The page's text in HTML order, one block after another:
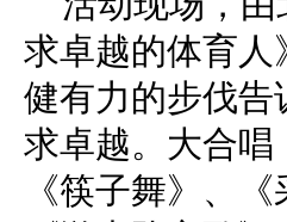
求卓越的体育人
健有力的步伐告
求卓越。大合唱
《筷子舞》、